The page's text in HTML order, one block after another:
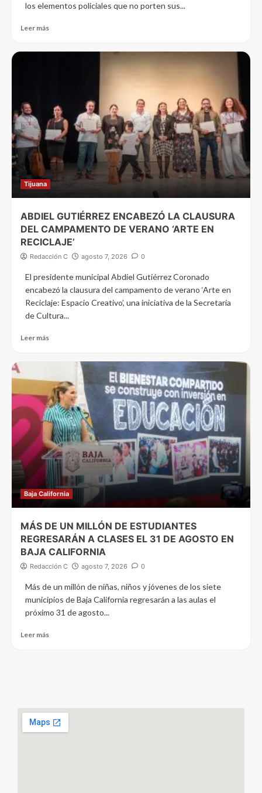
los elementos policiales que no porten sus...
Leer más
Tijuana
ABDIEL GUTIÉRREZ ENCABEZÓ LA CLAUSURA
DEL CAMPAMENTO DE VERANO ‘ARTE EN
RECICLAJE’
Redacción C agosto 7, 2026 0
El presidente municipal Abdiel Gutiérrez Coronado
encabezó la clausura del campamento de verano ‘Arte en
Reciclaje: Espacio Creativo’, una iniciativa de la Secretaría
de Cultura...
Leer más
Baja California
MÁS DE UN MILLÓN DE ESTUDIANTES
REGRESARÁN A CLASES EL 31 DE AGOSTO EN
BAJA CALIFORNIA
Redacción C agosto 7, 2026 0
Más de un millón de niñas, niños y jóvenes de los siete
municipios de Baja California regresarán a las aulas el
próximo 31 de agosto...
Leer más